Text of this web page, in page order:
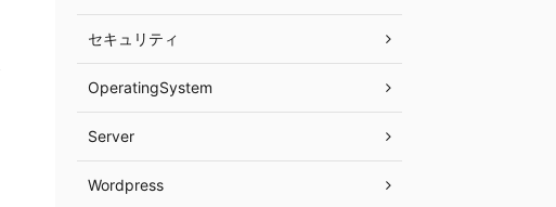
セキュリティ
OperatingSystem
Server
Wordpress